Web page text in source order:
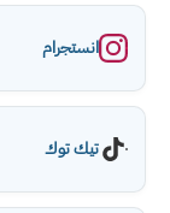
انستجرام
تيك توك